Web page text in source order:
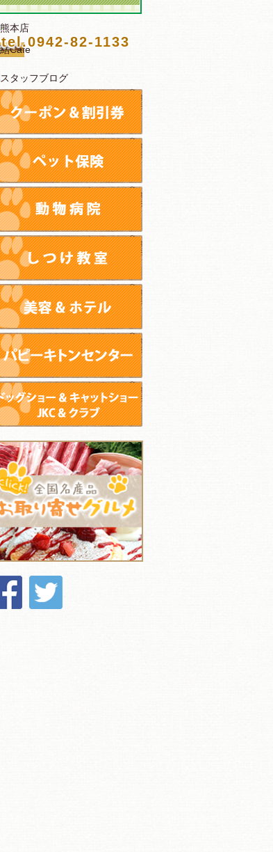
tel.0942-82-1133